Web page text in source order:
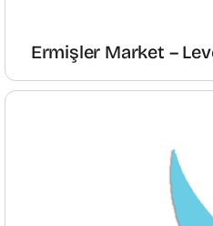
Ermişler Market –